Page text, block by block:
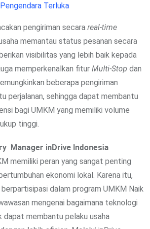
Terluka
pengiriman secara real-time
memantau status pesanan secara
visibilitas yang lebih baik kepada
memperkenalkan fitur Multi-Stop dan
beberapa pengiriman
perjalanan, sehingga dapat membantu
bagi UMKM yang memiliki volume
tinggi.
Manager inDrive Indonesia
memiliki peran yang sangat penting
ekonomi lokal. Karena itu,
dalam program UMKM Naik
mengenai bagaimana teknologi
membantu pelaku usaha